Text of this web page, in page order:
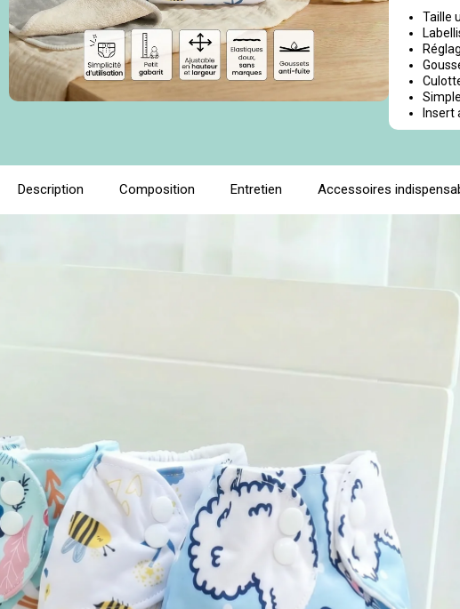
Taille
Insert
Description Composition Entretien Accessoires